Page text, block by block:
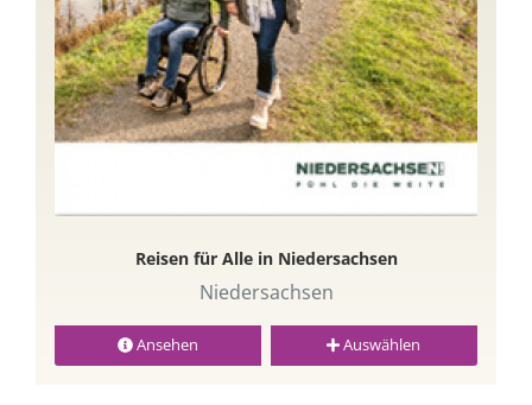
Reisen für Alle in Niedersachsen
Niedersachsen
Ansehen Auswählen